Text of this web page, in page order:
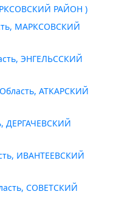
РАЙОН )
МАРКСОВСКИЙ
ЭНГЕЛЬССКИЙ
АТКАРСКИЙ
ДЕРГАЧЕВСКИЙ
ИВАНТЕЕВСКИЙ
СОВЕТСКИЙ